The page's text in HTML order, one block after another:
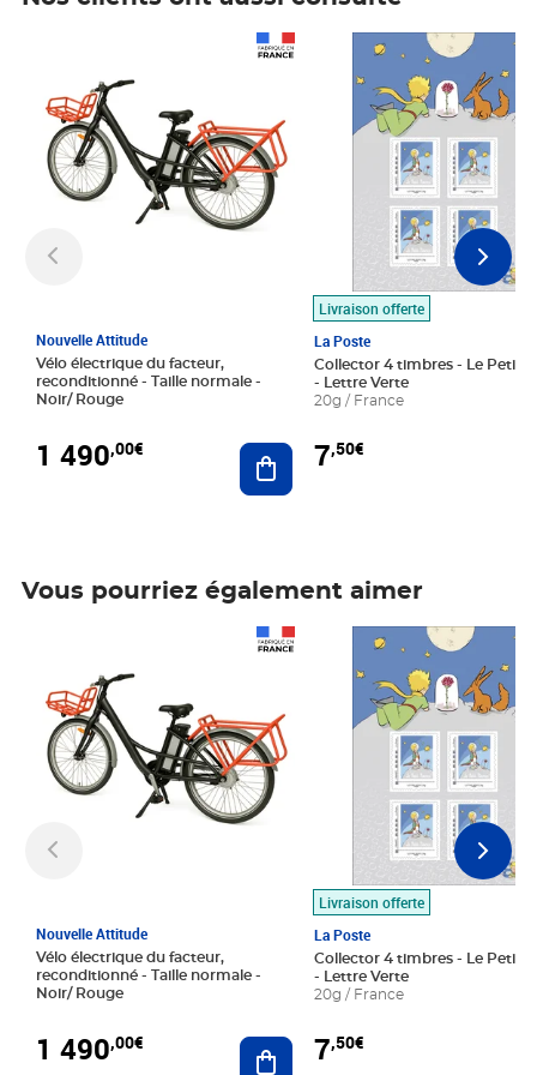
Nouvelle Attitude
Vélo électrique du facteur,
reconditionné - Taille normale -
Noir/ Rouge
1 490,00€ Ajouter au panier
Livraison offerte
La Poste
Collector 4 timbres - Le Petit
- Lettre Verte
20g / France
7,50€
Prix 7,50€
Vous pourriez également aimer
Nouvelle Attitude
Vélo électrique du facteur,
reconditionné - Taille normale -
Noir/ Rouge
1 490,00€ Ajouter au panier
Livraison offerte
La Poste
Collector 4 timbres - Le Petit
- Lettre Verte
20g / France
7,50€
Prix 7,50€